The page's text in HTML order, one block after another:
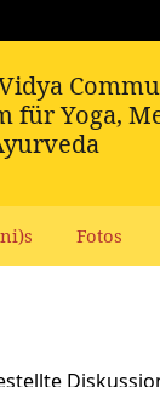
Fotos